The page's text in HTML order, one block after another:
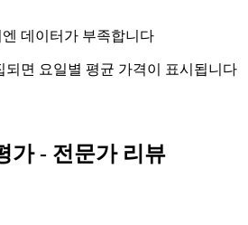
데이터가 부족합니다
되면 요일별 평균 가격이 표시됩니다
가 - 전문가 리뷰